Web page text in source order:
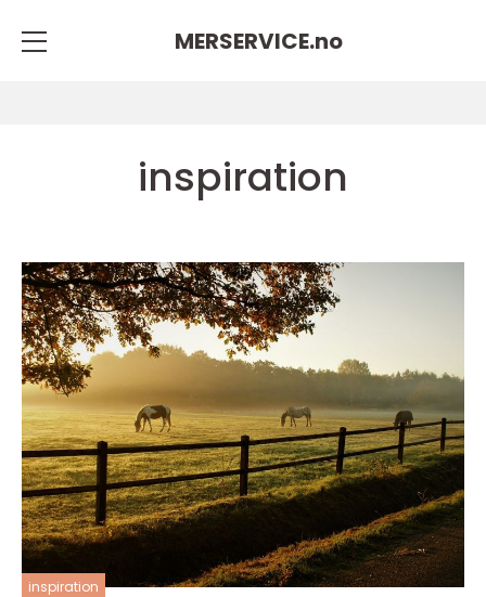
MERSERVICE.no
inspiration
inspiration